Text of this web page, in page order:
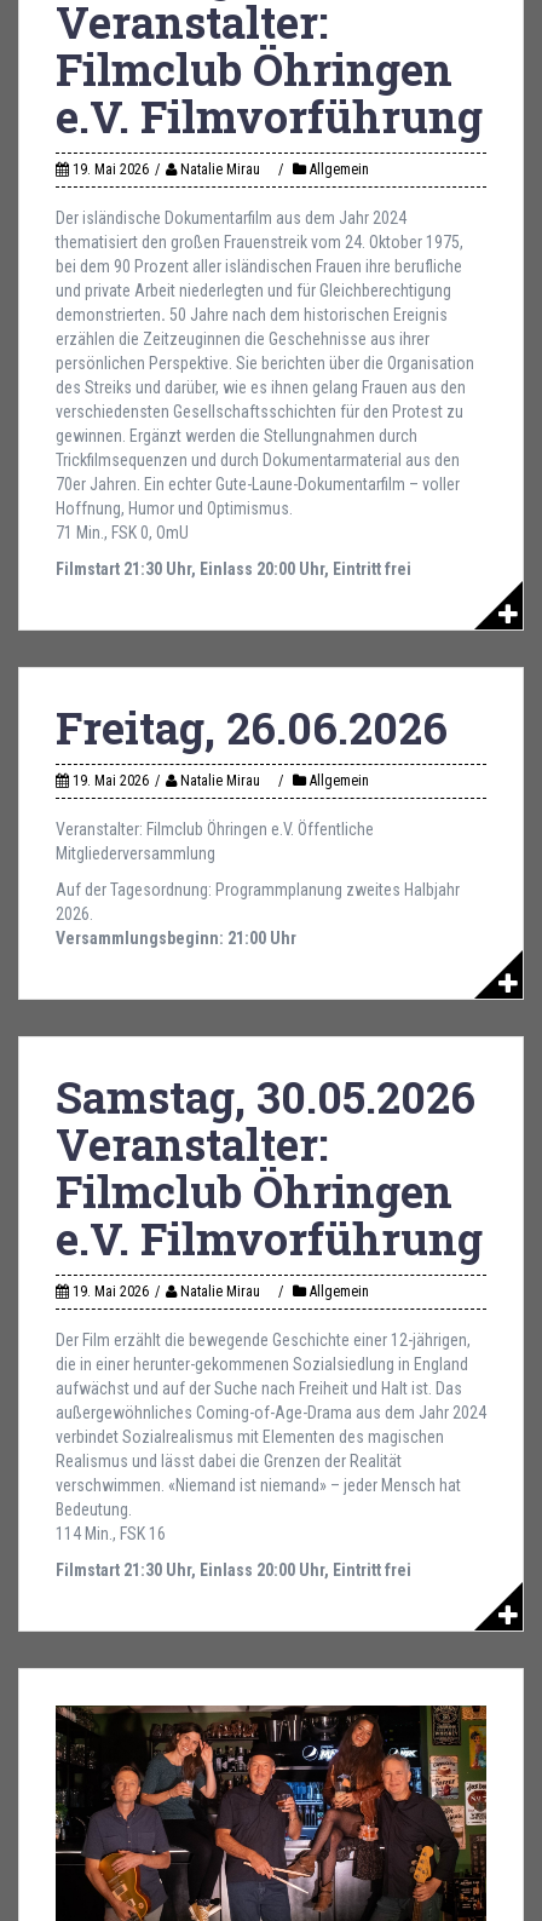
Veranstalter:
Filmclub Öhringen
e.V. Filmvorführung
19. Mai 2026 Natalie Mirau Allgemein
Der isländische Dokumentarfilm aus dem Jahr 2024
thematisiert den großen Frauenstreik vom 24. Oktober 1975,
bei dem 90 Prozent aller isländischen Frauen ihre berufliche
und private Arbeit niederlegten und für Gleichberechtigung
demonstrierten. 50 Jahre nach dem historischen Ereignis
erzählen die Zeitzeuginnen die Geschehnisse aus ihrer
persönlichen Perspektive. Sie berichten über die Organisation
des Streiks und darüber, wie es ihnen gelang Frauen aus den
verschiedensten Gesellschaftsschichten für den Protest zu
gewinnen. Ergänzt werden die Stellungnahmen durch
Trickfilmsequenzen und durch Dokumentarmaterial aus den
70er Jahren. Ein echter Gute-Laune-Dokumentarfilm – voller
Hoffnung, Humor und Optimismus.
71 Min., FSK 0, OmU
Filmstart 21:30 Uhr, Einlass 20:00 Uhr, Eintritt frei
Freitag, 26.06.2026
19. Mai 2026 Natalie Mirau Allgemein
Veranstalter: Filmclub Öhringen e.V. Öffentliche
Mitgliederversammlung
Auf der Tagesordnung: Programmplanung zweites Halbjahr
2026.
Versammlungsbeginn: 21:00 Uhr
Samstag, 30.05.2026
Veranstalter:
Filmclub Öhringen
e.V. Filmvorführung
19. Mai 2026 Natalie Mirau Allgemein
Der Film erzählt die bewegende Geschichte einer 12-jährigen,
die in einer herunter-gekommenen Sozialsiedlung in England
aufwächst und auf der Suche nach Freiheit und Halt ist. Das
außergewöhnliches Coming-of-Age-Drama aus dem Jahr 2024
verbindet Sozialrealismus mit Elementen des magischen
Realismus und lässt dabei die Grenzen der Realität
verschwimmen. «Niemand ist niemand» – jeder Mensch hat
Bedeutung.
114 Min., FSK 16
Filmstart 21:30 Uhr, Einlass 20:00 Uhr, Eintritt frei